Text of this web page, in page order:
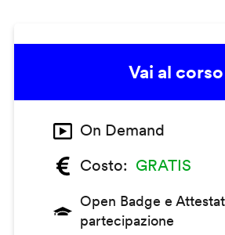
Vai al corso
On Demand
Costo
GRATIS
Open Badge e
partecipazione